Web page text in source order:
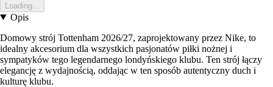
Loading...
Opis
Domowy strój Tottenham 2026/27, zaprojektowany przez Nike, to
idealny akcesorium dla wszystkich pasjonatów piłki nożnej i
sympatyków tego legendarnego londyńskiego klubu. Ten strój łączy
elegancję z wydajnością, oddając w ten sposób autentyczny duch i
kulturę klubu.